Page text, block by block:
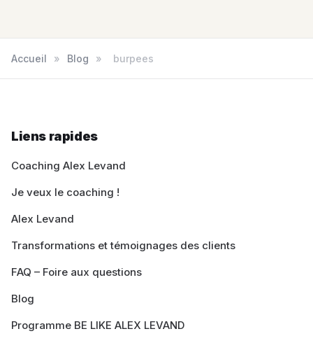
Accueil » Blog » burpees
Liens rapides
Coaching Alex Levand
Je veux le coaching !
Alex Levand
Transformations et témoignages des clients
FAQ – Foire aux questions
Blog
Programme BE LIKE ALEX LEVAND